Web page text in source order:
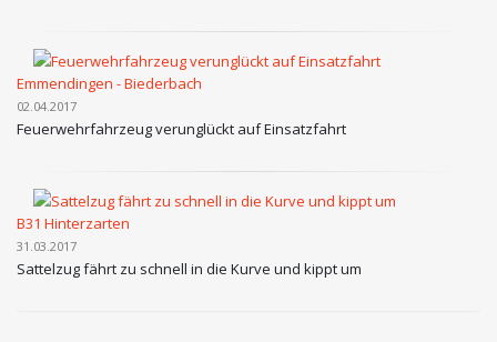
Emmendingen - Biederbach
02.04.2017
Feuerwehrfahrzeug verunglückt auf Einsatzfahrt
B31 Hinterzarten
31.03.2017
Sattelzug fährt zu schnell in die Kurve und kippt um